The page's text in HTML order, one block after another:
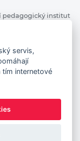
pedagogický institut
the European
Agency (now
is not responsible
servis,
tím internetové